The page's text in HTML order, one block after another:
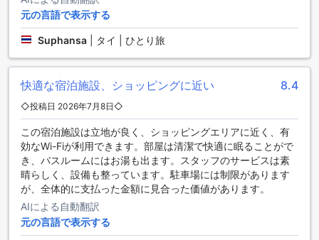
実しており、お客様の滞在をサポートします。また、ホテル
内にはコインランドリーもあり、長期滞在のお客様に便利で
す。マイフラワーグランドホテルコラートは、快適で便利な
設備を備えたホテルです。
価！
タイのナコーンラーチャシーマーにあるマイフラワーグラン
ドホテルコラットは、お客様から高い評価を受けています。
総合評価は7.6で、特にロケーションに関しては8.6と高評価
を得ています。また、コストパフォーマンスに関しても7.8と
評価が高く、清潔さに関しても7.4と高い評価を得ています。
スタッフのパフォーマンスに関しても7.5と評価が高く、お客
様からの評価が高いことがわかります。
快適な客室設備で贅沢な滞在を楽しもう
元の言語で表示する
Suphansa タイ | ひとり旅
快適な宿泊施設、ショッピングに近い 8.4
◇投稿日 2026年7月8日◇
この宿泊施設は立地が良く、ショッピングエリアに近く、有
効なWi-Fiが利用できます。部屋は清潔で快適に眠ることがで
き、バスルームにはお湯も出ます。スタッフのサービスは素
晴らしく、設備も整っています。駐車場には制限があります
が、全体的に支払った金額に見合った価値があります。
AIによる自動翻訳
元の言語で表示する